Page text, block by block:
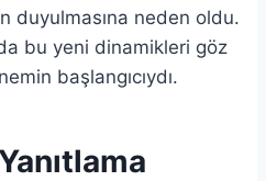
duyulmasına neden oldu.
bu yeni dinamikleri göz
başlangıcıydı.